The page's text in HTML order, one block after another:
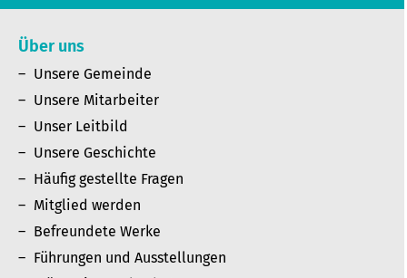
Über uns
Unsere Gemeinde
Unsere Mitarbeiter
Unser Leitbild
Unsere Geschichte
Häufig gestellte Fragen
Mitglied werden
Befreundete Werke
Führungen und Ausstellungen